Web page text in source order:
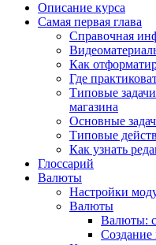
Описание курса
Самая первая глава
Справочная
Как
Где
Типовые
магазина
Основные
Типовые
Как узнать
Глоссарий
Валюты
Настройки
Валюты
Валюты:
Создание